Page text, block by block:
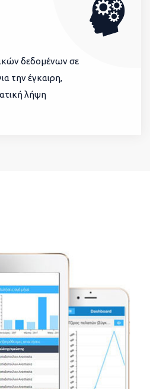
δεδομένων σε
την έγκαιρη,
λήψη